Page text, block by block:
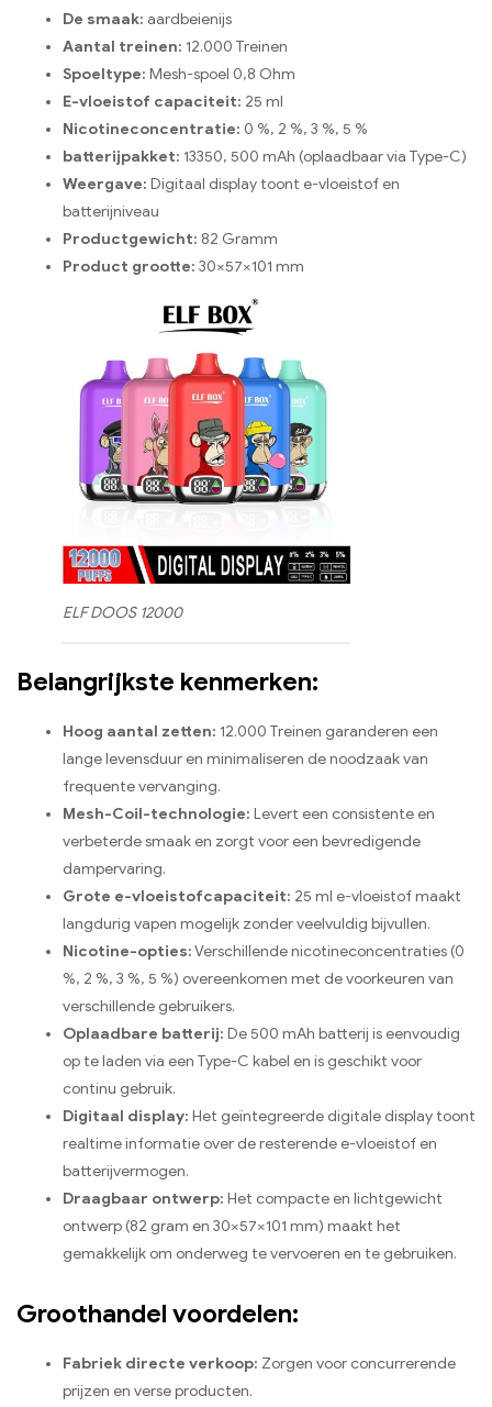
De smaak: aardbeienijs
Aantal treinen: 12.000 Treinen
Spoeltype: Mesh-spoel 0,8 Ohm
E-vloeistof capaciteit: 25 ml
Nicotineconcentratie: 0 %, 2 %, 3 %, 5 %
batterijpakket: 13350, 500 mAh (oplaadbaar via Type-C)
Weergave: Digitaal display toont e-vloeistof en
batterijniveau
Productgewicht: 82 Gramm
Product grootte: 30×57×101 mm
ELF DOOS 12000
Belangrijkste kenmerken:
Hoog aantal zetten: 12.000 Treinen garanderen een
lange levensduur en minimaliseren de noodzaak van
frequente vervanging.
Mesh-Coil-technologie: Levert een consistente en
verbeterde smaak en zorgt voor een bevredigende
dampervaring.
Grote e-vloeistofcapaciteit: 25 ml e-vloeistof maakt
langdurig vapen mogelijk zonder veelvuldig bijvullen.
Nicotine-opties:Verschillende nicotineconcentraties (0
%, 2 %, 3 %, 5 %) overeenkomen met de voorkeuren van
verschillende gebruikers.
Oplaadbare batterij: De 500 mAh batterij is eenvoudig
op te laden via een Type-C kabel en is geschikt voor
continu gebruik.
Digitaal display: Het geïntegreerde digitale display toont
realtime informatie over de resterende e-vloeistof en
batterijvermogen.
Draagbaar ontwerp: Het compacte en lichtgewicht
ontwerp (82 gram en 30×57×101 mm) maakt het
gemakkelijk om onderweg te vervoeren en te gebruiken.
Groothandel voordelen:
Fabriek directe verkoop: Zorgen voor concurrerende
prijzen en verse producten.